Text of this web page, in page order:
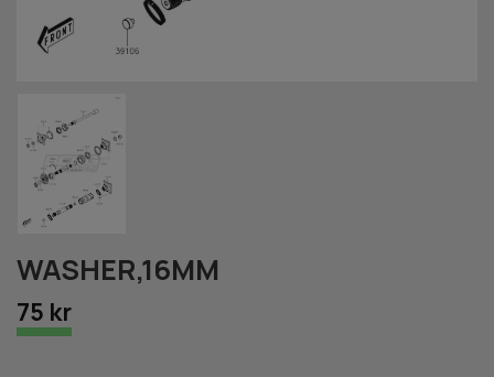
WASHER,16MM
75 kr